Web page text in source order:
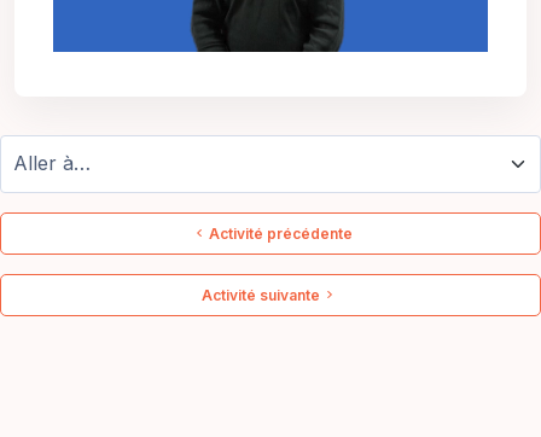
la
vidéo
Activité précédente
Aller à…
Activité suivante